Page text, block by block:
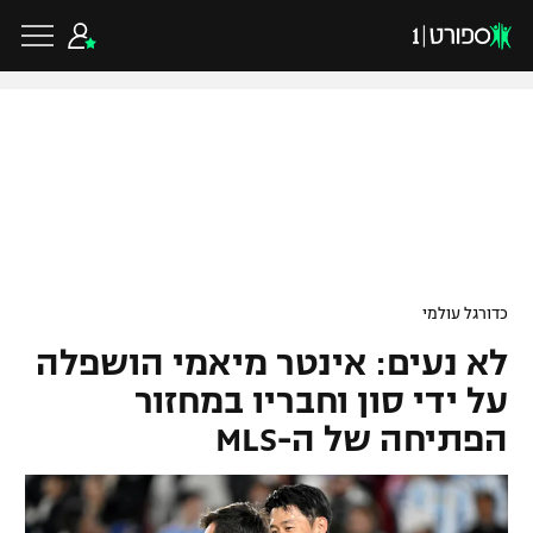
גביע הטוטו
ליגיונרים
גביע המדינה
ליגת האלופות
ליגה אירופית
ליגה אנגלית
כדורסל ישראלי
ליגת ווינר סל
ליגה לאומית
כדורסל עולמי
NBA
כדורגל עולמי
לא נעים: אינטר מיאמי הושפלה
על ידי סון וחבריו במחזור
הפתיחה של ה-MLS